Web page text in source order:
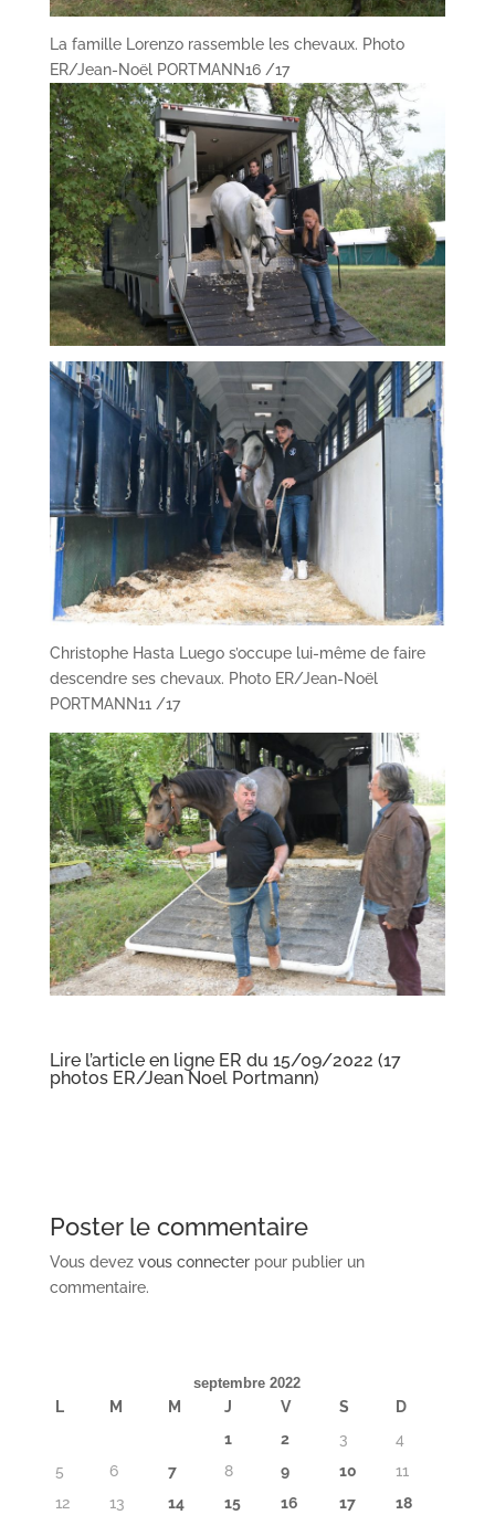
La famille Lorenzo rassemble les chevaux. Photo
ER/Jean-Noël PORTMANN16 /17
Christophe Hasta Luego s’occupe lui-même de faire
descendre ses chevaux. Photo ER/Jean-Noël
PORTMANN11 /17
Lire l’article en ligne ER du 15/09/2022 (17
photos ER/Jean Noel Portmann)
Poster le commentaire
Vous devez vous connecterpour publier un
commentaire.
septembre 2022
L M M J V S
D
1
2 3
4
5
6 7 8 9 10
11
12
13 14 15 16 17 18